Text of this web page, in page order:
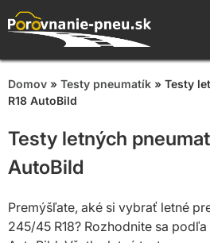
Domov » Testy pneumatík » Testy
R18 AutoBild
Testy letných
AutoBild
Premýšľate, aké si vybrať letné
245/45 R18? Rozhodnite sa